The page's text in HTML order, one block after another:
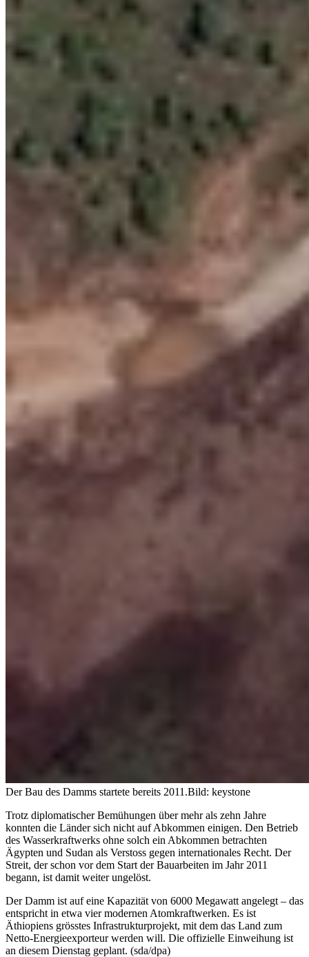
Der Bau des Damms startete bereits 2011.Bild: keystone
Trotz diplomatischer Bemühungen über mehr als zehn Jahre
konnten die Länder sich nicht auf Abkommen einigen. Den Betrieb
des Wasserkraftwerks ohne solch ein Abkommen betrachten
Ägypten und Sudan als Verstoss gegen internationales Recht. Der
Streit, der schon vor dem Start der Bauarbeiten im Jahr 2011
begann, ist damit weiter ungelöst.
Der Damm ist auf eine Kapazität von 6000 Megawatt angelegt – das
entspricht in etwa vier modernen Atomkraftwerken. Es ist
Äthiopiens grösstes Infrastrukturprojekt, mit dem das Land zum
Netto-Energieexporteur werden will. Die offizielle Einweihung ist
an diesem Dienstag geplant. (sda/dpa)